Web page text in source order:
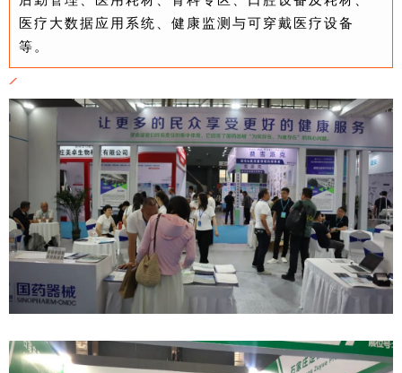
医疗大数据应用系统、健康监测与可穿戴医疗设备
等。